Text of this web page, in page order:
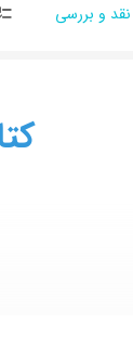
نقد و بررسی